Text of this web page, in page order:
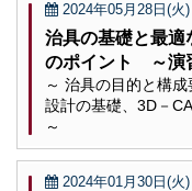
2024年05月28日(火)
治具の基礎と最適
のポイント ～演
～ 治具の目的と構
設計の基礎、3D－
～
2024年01月30日(火)